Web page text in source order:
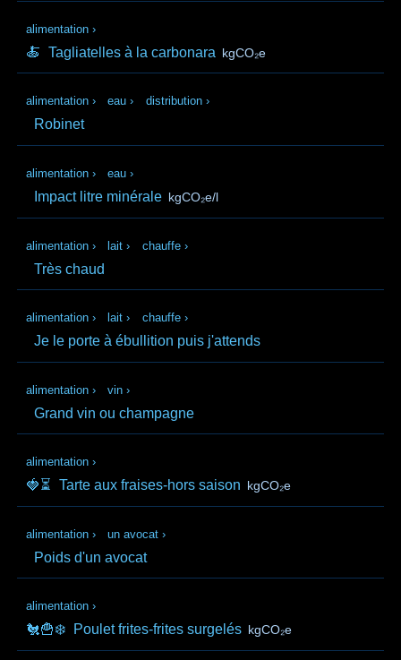
alimentation ›
🍝 Tagliatelles à la carbonara kgCO₂e
alimentation › eau › distribution ›
Robinet
alimentation › eau ›
Impact litre minérale kgCO₂e/l
alimentation › lait › chauffe ›
Très chaud
alimentation › lait › chauffe ›
Je le porte à ébullition puis j'attends
alimentation › vin ›
Grand vin ou champagne
alimentation ›
🍓⏳ Tarte aux fraises-hors saison kgCO₂e
alimentation › un avocat ›
Poids d'un avocat
alimentation ›
🐔🍟❄️ Poulet frites-frites surgelés kgCO₂e